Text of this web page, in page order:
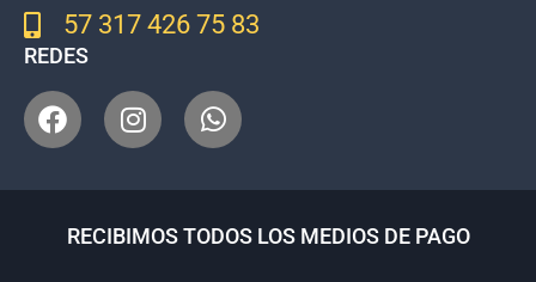
57 317 426 75 83
REDES
RECIBIMOS TODOS LOS MEDIOS DE PAGO